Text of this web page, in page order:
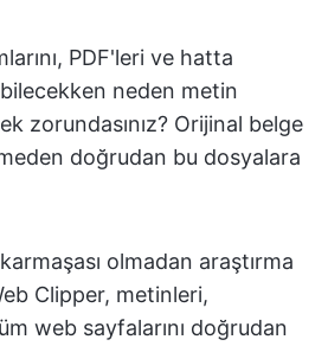
PDF'leri ve hatta
neden metin
zorundasınız? Orijinal belge
doğrudan bu dosyalara
olmadan araştırma
Clipper, metinleri,
web sayfalarını doğrudan